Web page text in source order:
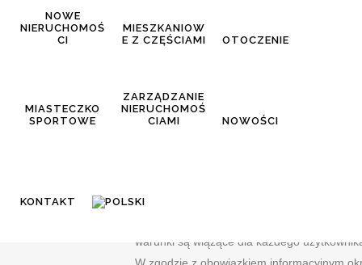
NOWE
NIERUCHOMOŚ
CI
MIESZKANIOW
E Z CZĘŚCIAMI
OTOCZENIE
MIASTECZKO
SPORTOWE
ZARZĄDZANIE
NIERUCHOMOŚ
CIAMI
NOWOŚCI
KONTAKT
INFORMACJE PRAWNE
warunki są wiążące dla każdego